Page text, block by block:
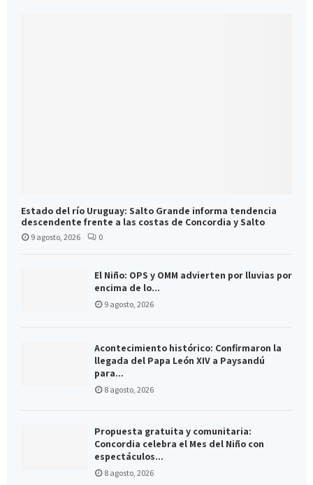
Estado del río Uruguay: Salto Grande informa tendencia
descendente frente a las costas de Concordia y Salto
9 agosto, 2026 0
El Niño: OPS y OMM advierten por lluvias por
encima de lo...
9 agosto, 2026
Acontecimiento histórico: Confirmaron la
llegada del Papa León XIV a Paysandú
para...
8 agosto, 2026
Propuesta gratuita y comunitaria:
Concordia celebra el Mes del Niño con
espectáculos...
8 agosto, 2026